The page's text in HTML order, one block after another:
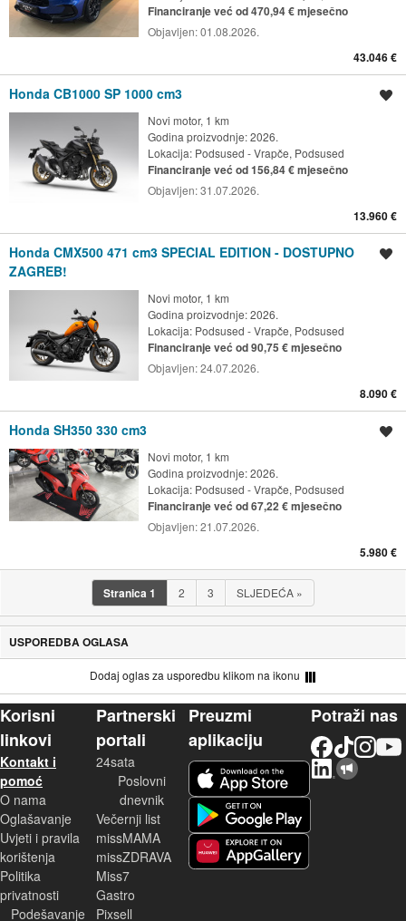
Financiranje već od 470,94 € mjesečno
Objavljen:01.08.2026.
43.046 €
Honda CB1000 SP 1000 cm3
Novi motor, 1 km
Godina proizvodnje: 2026.
Lokacija: Podsused - Vrapče, Podsused
Financiranje već od 156,84 € mjesečno
Objavljen:31.07.2026.
13.960 €
Honda CMX500 471 cm3 SPECIAL EDITION - DOSTUPNO
ZAGREB!
Novi motor, 1 km
Godina proizvodnje: 2026.
Lokacija: Podsused - Vrapče, Podsused
Financiranje već od 90,75 € mjesečno
Objavljen:24.07.2026.
8.090 €
Honda SH350 330 cm3
Novi motor, 1 km
Godina proizvodnje: 2026.
Lokacija: Podsused - Vrapče, Podsused
Financiranje već od 67,22 € mjesečno
Objavljen:21.07.2026.
5.980 €
Stranica1 2 3 SLJEDEĆA »
USPOREDBA OGLASA
Dodaj oglas za usporedbu klikom na ikonu
Korisni
linkovi
Kontakt i
pomoć
O nama
Oglašavanje
Uvjeti i pravila
korištenja
Politika
privatnosti
Podešavanje
Partnerski
portali
24sata
Poslovni
dnevnik
Večernji list
missMAMA
missZDRAVA
Miss7
Gastro
Pixsell
Preuzmi
aplikaciju
Potraži nas